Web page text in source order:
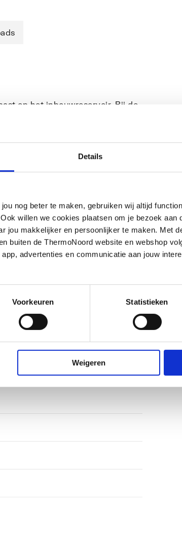
Details
nog beter te maken, gebruiken wij altijd
willen we cookies plaatsen om je bezoek aan
jou makkelijker en persoonlijker te maken. Met
buiten de ThermoNoord website en webshop
advertenties en communicatie aan jouw
Voorkeuren Statistieken
Weigeren
op het inbouwreservoir. Bij de
het universele spoelreservoir
inspectieschacht bij Rapid SL
Afhankelijk van het
geïnstalleerd. Kleine
verticale montage, 156 x